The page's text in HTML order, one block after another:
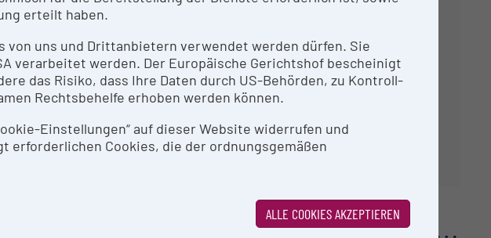
displaying the chart.
erteilt haben.
von uns und Drittanbietern verwendet werden dürfen. Sie
verarbeitet werden. Der Europäische Gerichtshof bescheinigt
das Risiko, dass Ihre Daten durch US-Behörden, zu Kontroll-
Rechtsbehelfe erhoben werden können.
Einstellungen“ auf dieser Website widerrufen und
erforderlichen Cookies, die der ordnungsgemäßen
ALLE COOKIES AKZEPTIEREN